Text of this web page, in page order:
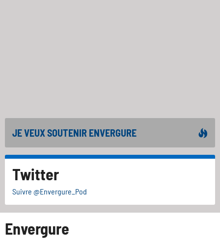
JE VEUX SOUTENIR ENVERGURE
Twitter
Suivre @Envergure_Pod
Envergure